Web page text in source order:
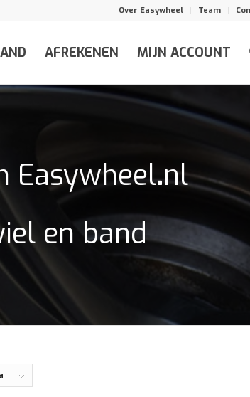
Over Easywheel Team
AFREKENEN MIJN ACCOUNT
Easywheel.nl
en band